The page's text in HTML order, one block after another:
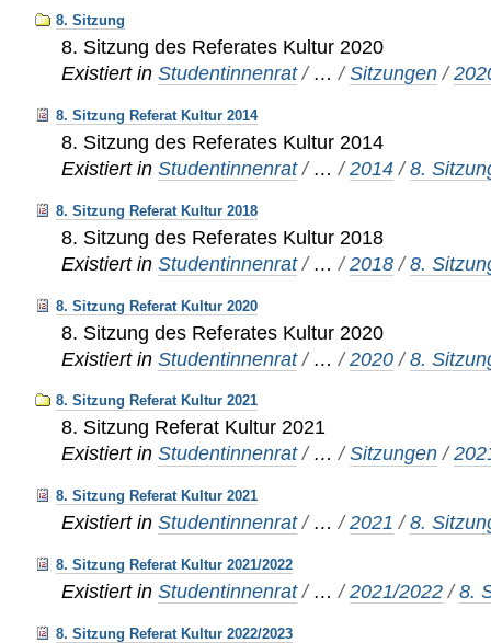
8. Sitzung
8. Sitzung des Referates Kultur 2020
Existiert in Studentinnenrat / …/Sitzungen /
8. Sitzung Referat Kultur 2014
8. Sitzung des Referates Kultur 2014
Existiert in Studentinnenrat / …/2014 /8.
8. Sitzung Referat Kultur 2018
8. Sitzung des Referates Kultur 2018
Existiert in Studentinnenrat / …/2018 /8.
8. Sitzung Referat Kultur 2020
8. Sitzung des Referates Kultur 2020
Existiert in Studentinnenrat / …/2020 /8.
8. Sitzung Referat Kultur 2021
8. Sitzung Referat Kultur 2021
Existiert in Studentinnenrat / …/Sitzungen /
8. Sitzung Referat Kultur 2021
Existiert in Studentinnenrat / …/2021 /8.
8. Sitzung Referat Kultur 2021/2022
Existiert in Studentinnenrat / …/2021/2022 /8.
8. Sitzung Referat Kultur 2022/2023